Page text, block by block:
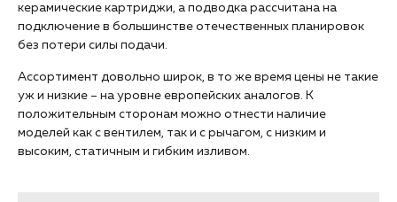
керамические картриджи, а подводка рассчитана на
подключение в большинстве отечественных планировок
без потери силы подачи.
Ассортимент довольно широк, в то же время цены не такие
уж и низкие – на уровне европейских аналогов. К
положительным сторонам можно отнести наличие
моделей как с вентилем, так и с рычагом, с низким и
высоким, статичным и гибким изливом.